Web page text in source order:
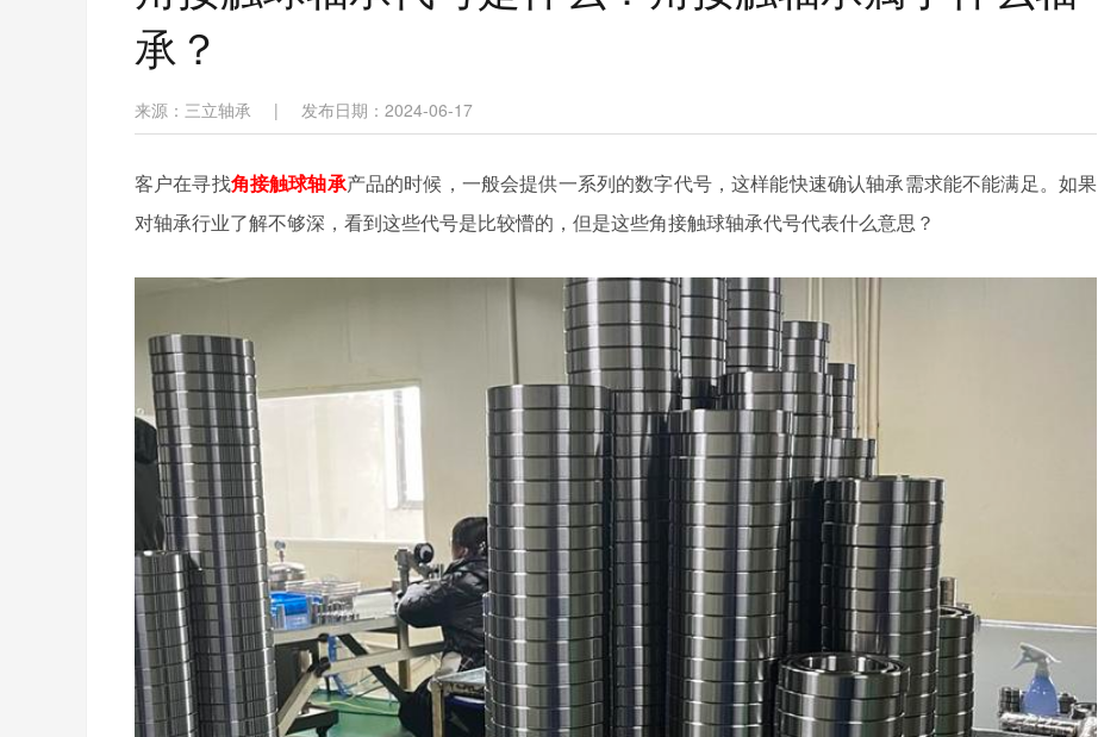
承？
来源：三立轴承 | 发布日期：2024-06-17
客户在寻找角接触球轴承产品的时候，一般会提供一系列的数字代号，这样能快速确认轴承需求能不能满足。如果
对轴承行业了解不够深，看到这些代号是比较懵的，但是这些角接触球轴承代号代表什么意思？